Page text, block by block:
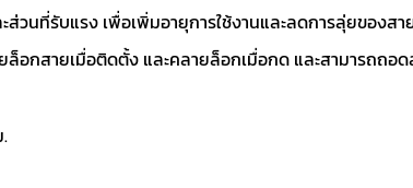
นที่รับแรง เพื่อเพิ่มอายุการใช้งานและลดการลุ่ยของสา
กสายเมื่อติดตั้ง และคลายล็อกเมื่อกด และสามารถถอ